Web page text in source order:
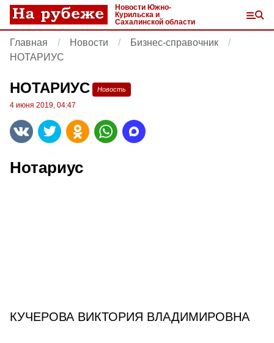
Новости Южно-
Курильска и
Сахалинской области
Главная Новости
Бизнес-справочник
НОТАРИУС
НОТАРИУС Новость
4 июня 2019, 04:47
Нотариус
КУЧЕРОВА ВИКТОРИЯ ВЛАДИМИРОВНА